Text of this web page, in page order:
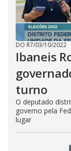
DO R7/03/10/2022
Ibaneis
turno
O deputado
governo pela
lugar